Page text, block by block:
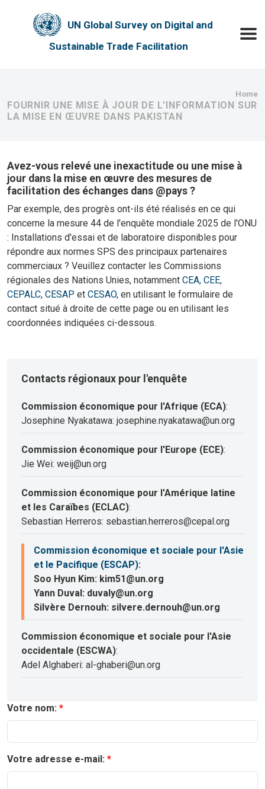
UN Global Survey on Digital and
Sustainable Trade Facilitation
Home
FOURNIR UNE MISE À JOUR DE L'INFORMATION SUR
LA MISE EN ŒUVRE DANS PAKISTAN
Avez-vous relevé une inexactitude ou une mise à
jour dans la mise en œuvre des mesures de
facilitation des échanges dans @pays ?
Par exemple, des progrès ont-ils été réalisés en ce qui
concerne la mesure 44 de l'enquête mondiale 2025 de l'ONU
: Installations d'essai et de laboratoire disponibles pour
répondre aux normes SPS des principaux partenaires
commerciaux ? Veuillez contacter les Commissions
régionales des Nations Unies, notamment CEA, CEE,
CEPALC, CESAP et CESAO, en utilisant le formulaire de
contact situé à droite de cette page ou en utilisant les
coordonnées indiquées ci-dessous.
Contacts régionaux pour l'enquête
Commission économique pour l'Afrique (ECA):
Josephine Nyakatawa: josephine.nyakatawa@un.org
Commission économique pour l'Europe (ECE):
Jie Wei: weij@un.org
Commission économique pour l'Amérique latine
et les Caraïbes (ECLAC):
Sebastian Herreros: sebastian.herreros@cepal.org
Commission économique et sociale pour l'Asie
et le Pacifique (ESCAP):
Soo Hyun Kim: kim51@un.org
Yann Duval: duvaly@un.org
Silvère Dernouh: silvere.dernouh@un.org
Commission économique et sociale pour l'Asie
occidentale (ESCWA):
Adel Alghaberi: al-ghaberi@un.org
Votre nom:
Votre adresse e-mail: